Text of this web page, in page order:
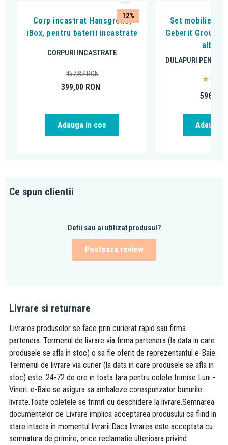
12%
Corp incastrat Hansgrohe,
iBox, pentru baterii incastrate
CORPURI INCASTRATE
399,00 RON
457,87RON
Adauga in cos
Set mobilier si
Geberit Group,
alb
DULAPURI PENTRU
596,73
Adauga
Ce spun clientii
Detii sau ai utilizat produsul?
Posteaza review
Livrare si returnare
Livrarea produselor se face prin curierat rapid sau firma
partenera. Termenul de livrare via firma partenera (la data in care
produsele se afla in stoc) o sa fie oferit de reprezentantul e-Baie.
Termenul de livrare via curier (la data in care produsele se afla in
stoc) este: 24-72 de ore in toata tara pentru colete trimise Luni -
Vineri. e-Baie se asigura sa ambaleze corespunzator bunurile
livrate.Toate coletele se trimit cu deschidere la livrare.Semnarea
documentelor de Livrare implica acceptarea produsului ca fiind in
stare intacta in momentul livrarii.Daca livrarea este acceptata cu
semnatura de primire, orice reclamatie ulterioara privind